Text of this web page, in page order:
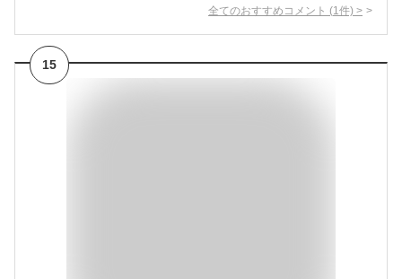
全てのおすすめコメント (1 件) >
15